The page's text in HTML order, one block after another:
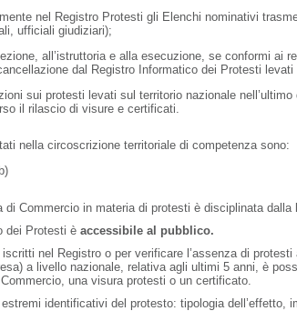
nel Registro Protesti gli Elenchi nominativi
ufficiali giudiziari);
all’istruttoria e alla esecuzione, se conformi ai
dal Registro Informatico dei Protesti levati
sui protesti levati sul territorio nazionale
il rilascio di visure e certificati.
nella circoscrizione territoriale di competenza sono:
di Commercio in materia di protesti è disciplinata dalla
dei Protesti è accessibile al pubblico.
nel Registro o per verificare l’assenza di
a livello nazionale, relativa agli ultimi 5 anni, è
una visura protesti o un certificato.
identificativi del protesto: tipologia dell’effetto,